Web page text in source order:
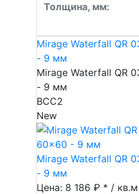
Толщина, мм:
Mirage Waterfall QR
- 9 мм
Mirage Waterfall QR
- 9 мм
BCC2
New
Mirage Waterfall QR
- 9 мм
Цена: 8 186 ₽ * / кв.м